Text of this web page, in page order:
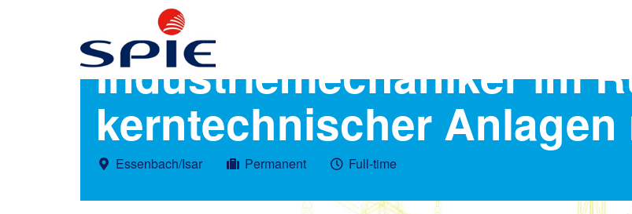
Industriemechaniker im
kerntechnischer Anlagen
Essenbach/Isar Permanent Full-time